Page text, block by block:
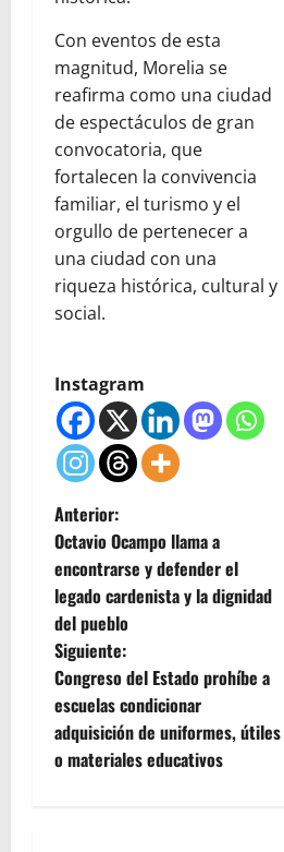
Con eventos de esta
magnitud, Morelia se
reafirma como una ciudad
de espectáculos de gran
convocatoria, que
fortalecen la convivencia
familiar, el turismo y el
orgullo de pertenecer a
una ciudad con una
riqueza histórica, cultural y
social.
Instagram
N
a
v
e
g
a
Anterior:
Octavio Ocampo llama a
encontrarse y defender el
legado cardenista y la dignidad
del pueblo
Siguiente:
Congreso del Estado prohíbe a
escuelas condicionar
adquisición de uniformes, útiles
o materiales educativos